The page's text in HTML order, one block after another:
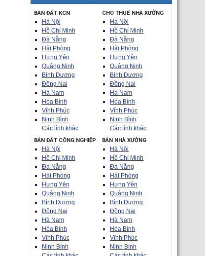
BÁN ĐẤT KCN
Hà Nội
Hồ Chí Minh
Đà Nẵng
Hải Phòng
Hưng Yên
Quảng Ninh
Bình Dương
Đồng Nai
Hà Nam
Hòa Bình
Vĩnh Phúc
Ninh Bình
Các tỉnh khác
CHO THUÊ NHÀ XƯỞNG
Hà Nội
Hồ Chí Minh
Đà Nẵng
Hải Phòng
Hưng Yên
Quảng Ninh
Bình Dương
Đồng Nai
Hà Nam
Hòa Bình
Vĩnh Phúc
Ninh Bình
Các tỉnh khác
BÁN ĐẤT CÔNG NGHIỆP
Hà Nội
Hồ Chí Minh
Đà Nẵng
Hải Phòng
Hưng Yên
Quảng Ninh
Bình Dương
Đồng Nai
Hà Nam
Hòa Bình
Vĩnh Phúc
Ninh Bình
BÁN NHÀ XƯỞNG
Hà Nội
Hồ Chí Minh
Đà Nẵng
Hải Phòng
Hưng Yên
Quảng Ninh
Bình Dương
Đồng Nai
Hà Nam
Hòa Bình
Vĩnh Phúc
Ninh Bình